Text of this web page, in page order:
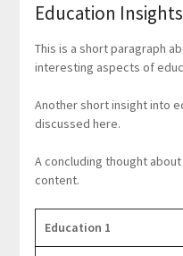
Education Insights
This is a short paragraph
interesting aspects of
Another short insight into
discussed here.
A concluding thought
content.
Education 1